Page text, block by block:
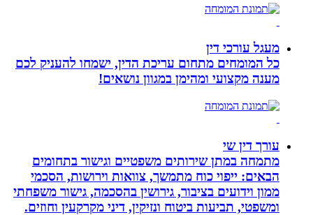
מעגל עורכי דין
כל המומחים מתחום עריכת הדין, ישמחו להעניק לכם
מענה מקצועי ומהימן במגוון נושאים!
עורך דין שי
מתמחה במתן שירותים משפטיים וגישור בתחומים
הבאים: ייפוי כוח מתמשך, צוואות וירושות, הסכמי
ממון וידועים בציבור, גירושין בהסכמה, גישור משפחתי
ומשפטי, תביעות ביטוח ונזיקין, דיני מקרקעין וחוזים.